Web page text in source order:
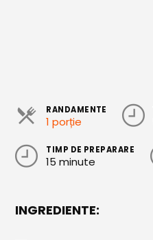
Sosuri și Condimente
RANDAMENTE
1 porție
TIMP DE PREPARARE
15 minute
INGREDIENTE: